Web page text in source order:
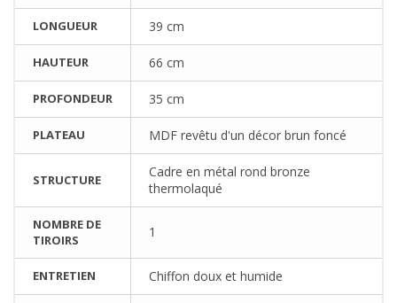
LONGUEUR 39 cm
HAUTEUR 66 cm
PROFONDEUR 35 cm
PLATEAU MDF revêtu d'un décor brun foncé
STRUCTURE
Cadre en métal rond bronze
thermolaqué
NOMBRE DE
TIROIRS
1
ENTRETIEN Chiffon doux et humide